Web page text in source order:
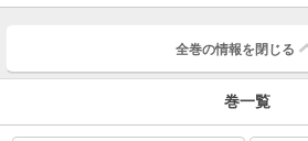
全巻の情報を 閉じる
巻一覧